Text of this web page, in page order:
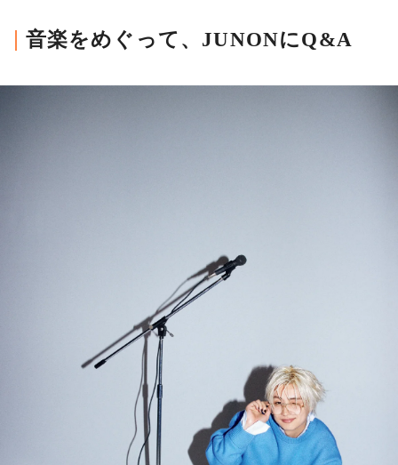
音楽をめぐって、JUNONにQ&A